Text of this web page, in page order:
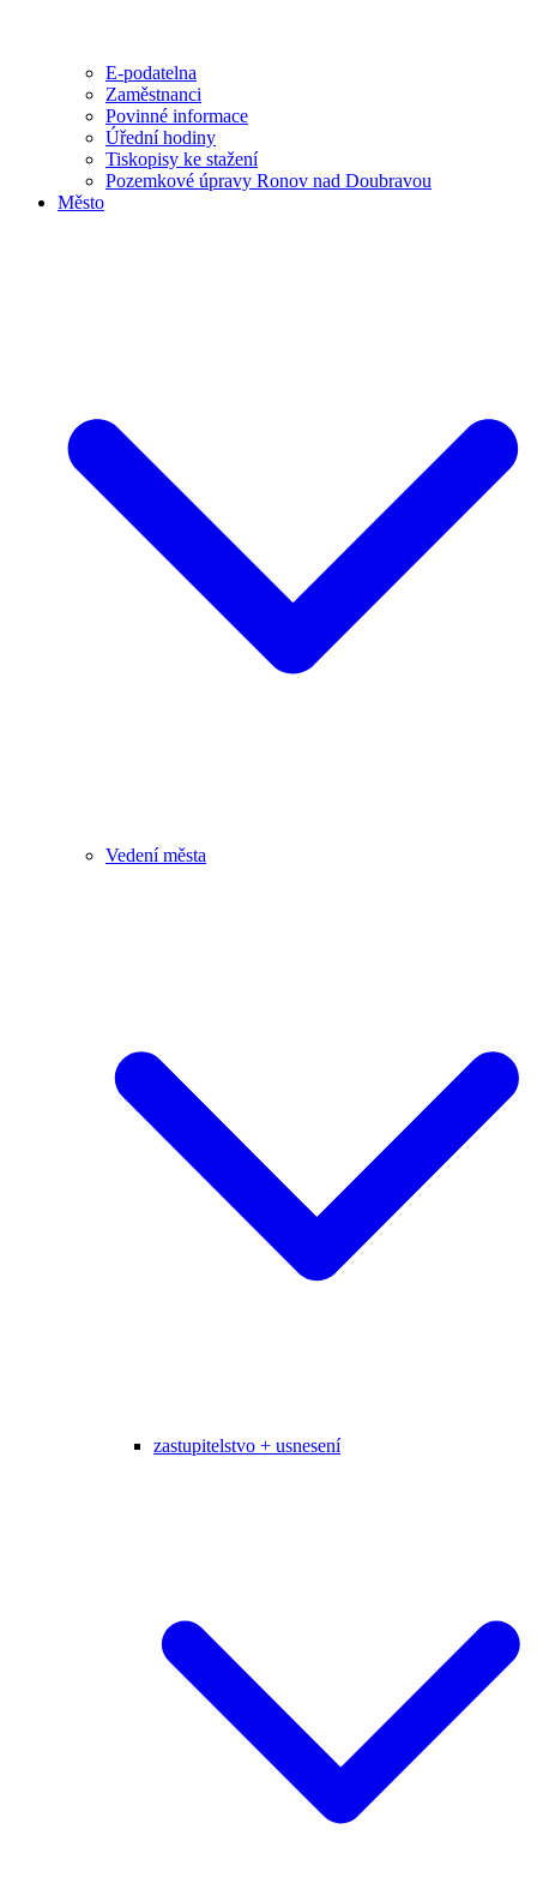
E-podatelna
Zaměstnanci
Povinné informace
Úřední hodiny
Tiskopisy ke stažení
Pozemkové úpravy Ronov nad Doubravou
Město
Vedení města
zastupitelstvo + usnesení